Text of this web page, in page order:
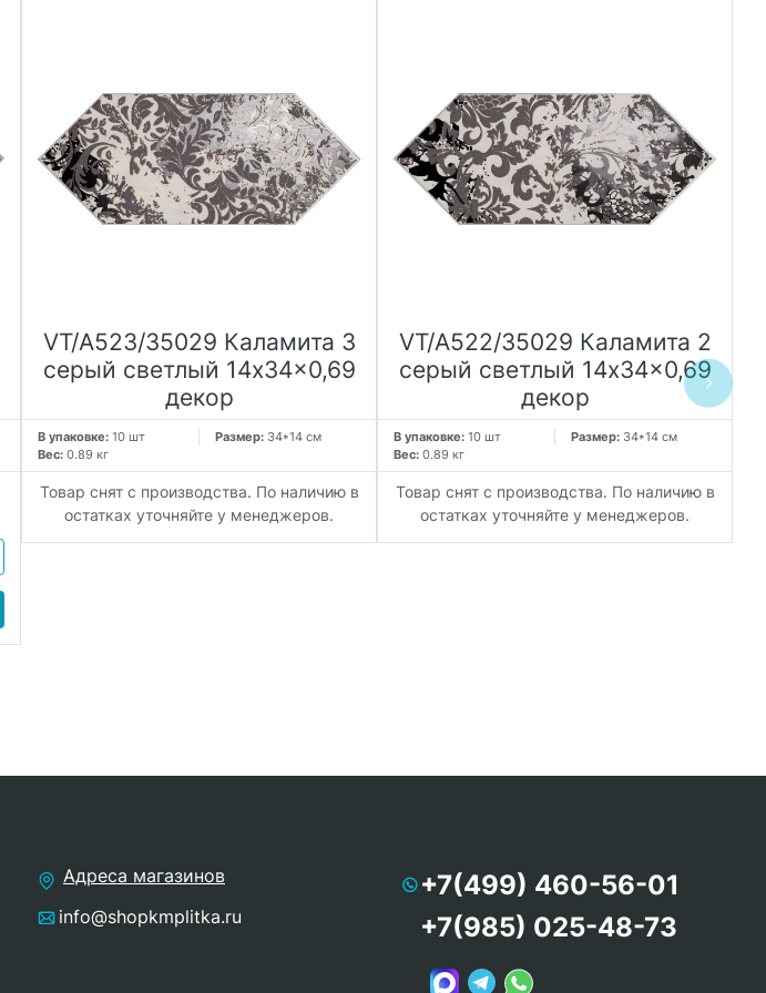
VT/A523/35029 Каламита 3
серый светлый 14x34x0,69
декор
В упаковке: 10 шт Размер: 34*14 см
Вес: 0.89 кг
Товар снят с производства. По наличию в
остатках уточняйте у менеджеров.
VT/A522/35029 Каламита 2
серый светлый 14x34x0,69
декор
В упаковке: 10 шт Размер: 34*14 см
Вес: 0.89 кг
Товар снят с производства. По наличию в
остатках уточняйте у менеджеров.
Адреса магазинов
info@shopkmplitka.ru
+7(499) 460-56-01
+7(985) 025-48-73